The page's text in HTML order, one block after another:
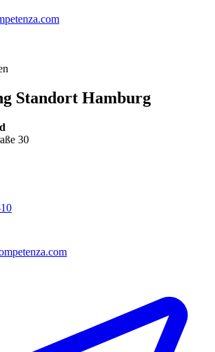
Standort Hamburg
30